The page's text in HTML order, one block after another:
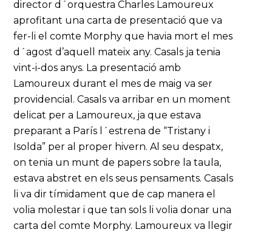
director d´orquestra Charles Lamoureux
aprofitant una carta de presentació que va
fer-li el comte Morphy que havia mort el mes
d´agost d’aquell mateix any. Casals ja tenia
vint-i-dos anys. La presentació amb
Lamoureux durant el mes de maig va ser
providencial. Casals va arribar en un moment
delicat per a Lamoureux, ja que estava
preparant a París l´estrena de “Tristany i
Isolda” per al proper hivern. Al seu despatx,
on tenia un munt de papers sobre la taula,
estava abstret en els seus pensaments. Casals
li va dir tímidament que de cap manera el
volia molestar i que tan sols li volia donar una
carta del comte Morphy. Lamoureux va llegir